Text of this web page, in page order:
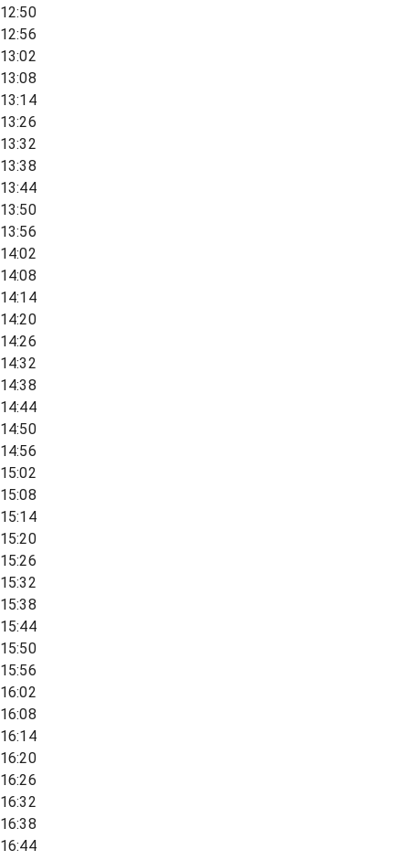
12:50
12:56
13:02
13:08
13:14
13:26
13:32
13:38
13:44
13:50
13:56
14:02
14:08
14:14
14:20
14:26
14:32
14:38
14:44
14:50
14:56
15:02
15:08
15:14
15:20
15:26
15:32
15:38
15:44
15:50
15:56
16:02
16:08
16:14
16:20
16:26
16:32
16:38
16:44